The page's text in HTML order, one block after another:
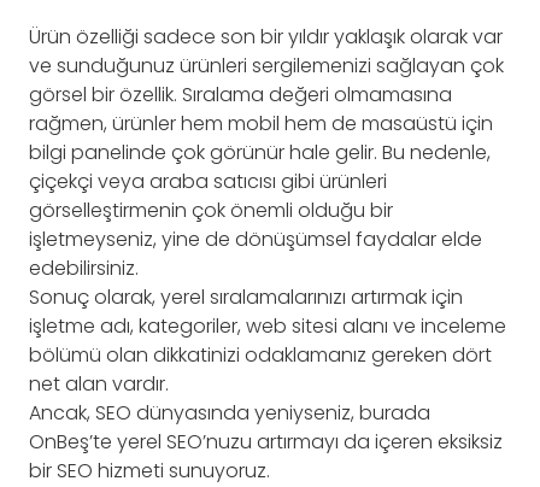
Ürün özelliği sadece son bir yıldır yaklaşık olarak var
ve sunduğunuz ürünleri sergilemenizi sağlayan çok
görsel bir özellik. Sıralama değeri olmamasına
rağmen, ürünler hem mobil hem de masaüstü için
bilgi panelinde çok görünür hale gelir. Bu nedenle,
çiçekçi veya araba satıcısı gibi ürünleri
görselleştirmenin çok önemli olduğu bir
işletmeyseniz, yine de dönüşümsel faydalar elde
edebilirsiniz.
Sonuç olarak, yerel sıralamalarınızı artırmak için
işletme adı, kategoriler, web sitesi alanı ve inceleme
bölümü olan dikkatinizi odaklamanız gereken dört
net alan vardır.
Ancak, SEO dünyasında yeniyseniz, burada
OnBeş’te yerel SEO’nuzu artırmayı da içeren eksiksiz
bir SEO hizmeti sunuyoruz.